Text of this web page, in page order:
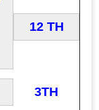
12 TH
3TH